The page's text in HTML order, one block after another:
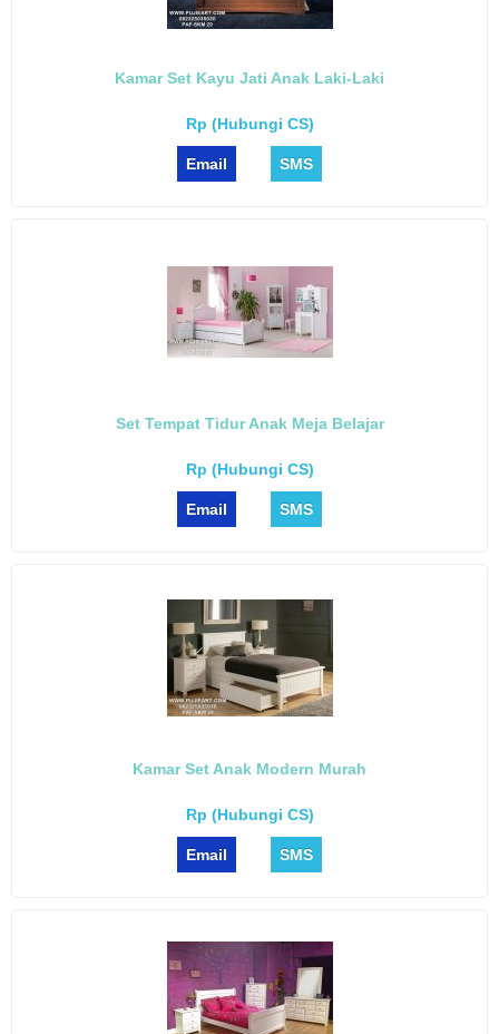
Kamar Set Kayu Jati Anak Laki-Laki
Rp (Hubungi CS)
Email SMS
Set Tempat Tidur Anak Meja Belajar
Rp (Hubungi CS)
Email SMS
Kamar Set Anak Modern Murah
Rp (Hubungi CS)
Email SMS